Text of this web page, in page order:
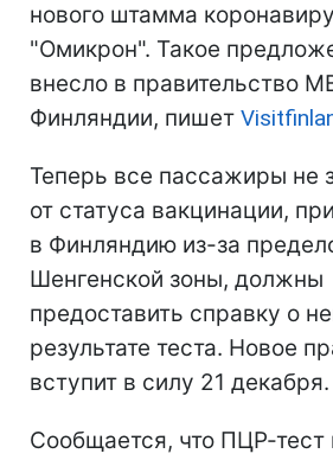
нового штамма
"Омикрон". Такое
внесло в правительство
Финляндии, пишет
Теперь все пассажиры не
от статуса вакцинации,
в Финляндию из-за
Шенгенской зоны, должны
предоставить справку о
результате теста. Новое
вступит в силу 21 декабря.
Сообщается, что ПЦР-тест